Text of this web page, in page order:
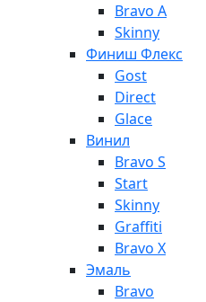
Bravo A
Skinny
Финиш Флекс
Gost
Direct
Glace
Винил
Bravo S
Start
Skinny
Graffiti
Bravo X
Эмаль
Bravo